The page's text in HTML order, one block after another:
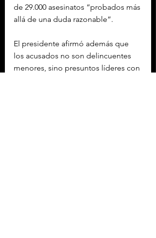
de 29.000 asesinatos “probados más
allá de una duda razonable”.
El presidente afirmó además que
los acusados no son delincuentes
menores, sino presuntos líderes con